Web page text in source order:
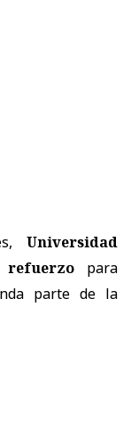
Universidad
para
parte de la